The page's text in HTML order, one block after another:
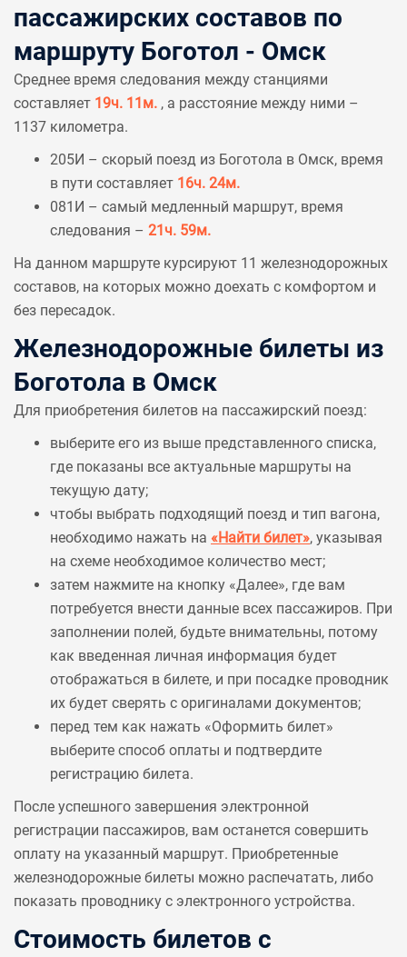
пассажирских составов по
маршруту Боготол - Омск
Среднее время следования между станциями
составляет 19ч. 11м. , а расстояние между ними –
1137 километра.
205И – скорый поезд из Боготола в Омск, время
в пути составляет 16ч. 24м.
081И – самый медленный маршрут, время
следования – 21ч. 59м.
На данном маршруте курсируют 11 железнодорожных
составов, на которых можно доехать с комфортом и
без пересадок.
Железнодорожные билеты из
Боготола в Омск
Для приобретения билетов на пассажирский поезд:
выберите его из выше представленного списка,
где показаны все актуальные маршруты на
текущую дату;
чтобы выбрать подходящий поезд и тип вагона,
необходимо нажать на «Найти билет», указывая
на схеме необходимое количество мест;
затем нажмите на кнопку «Далее», где вам
потребуется внести данные всех пассажиров. При
заполнении полей, будьте внимательны, потому
как введенная личная информация будет
отображаться в билете, и при посадке проводник
их будет сверять с оригиналами документов;
перед тем как нажать «Оформить билет»
выберите способ оплаты и подтвердите
регистрацию билета.
После успешного завершения электронной
регистрации пассажиров, вам останется совершить
оплату на указанный маршрут. Приобретенные
железнодорожные билеты можно распечатать, либо
показать проводнику с электронного устройства.
Стоимость билетов с